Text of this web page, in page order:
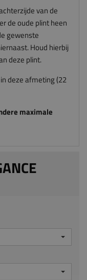
van de
de oude plint heen
gewenste
Houd hierbij
deze plint.
deze afmeting (22
maximale